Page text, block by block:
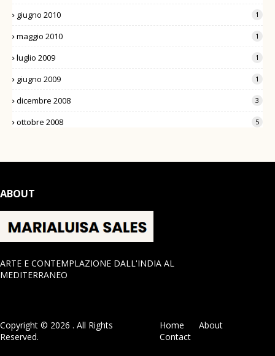
giugno 2010 1
maggio 2010 1
luglio 2009 1
giugno 2009 1
dicembre 2008 3
ottobre 2008 5
ABOUT
ARTE E CONTEMPLAZIONE DALL'INDIA AL
MEDITERRANEO
Copyright © 2026 . All Rights
Reserved.
Home
About
Contact